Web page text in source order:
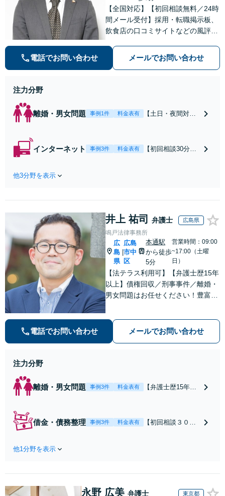
【全国対応】【初回相談無料／24時
間メール受付】採用・転職掲示板、
飲食店の口コミサイトなどの風評被
の種類を問わず相談可。可能な限り
早期対応で駆けつけサポート【労
電話でお問い合わせ メールでお問い合わせ
注力分野
離婚・男女問題 事例1件 料金表有
【土日・夜間対応
れたら、サインす
負担を軽減「弁護
士の交渉で慰謝料
金額アップ／減額
交渉も対応可」
【完全個室対応】
インターネット 事例3件 料金表有
【初回相談30分無
報開示請求をおこ
お店の風評被害対
策／売り上げ低下
防止のために尽
力」加害者側の対
応可：開示請求の
意見照会が来たと
きの対処法、被害
者との示談交渉
他3分野を表示
井上 祐司 弁護士 広島県
鳴戸法律事務所
広
島
県
広島
市中
区
本通駅
から徒歩
5分
営業時間：09:00
~17:00（土曜
日）
【法テラス利用可】【弁護士歴15年
以上】債権回収／刑事事件／離婚・
男女問題はお任せください！豊富な
【子連れ相談】【完全個室相談】
【休日・夜間対応可】【本通駅5
電話でお問い合わせ メールでお問い合わせ
注力分野
離婚・男女問題 事例3件 料金表有
【弁護士歴15年以
家や住宅ローンを
アドバイスやサポ
借金・債務整理 事例3件 料金表有
【初回相談３０分
はまずご相談くだ
任意整理・個人再
他1分野を表示
永野 広美 弁護士 東京都